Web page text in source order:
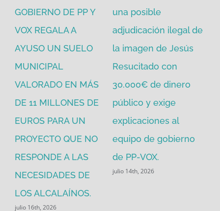
GOBIERNO DE PP Y
VOX REGALA A
AYUSO UN SUELO
MUNICIPAL
VALORADO EN MÁS
DE 11 MILLONES DE
EUROS PARA UN
PROYECTO QUE NO
RESPONDE A LAS
NECESIDADES DE
LOS ALCALAÍNOS.
julio 16th, 2026
una posible
adjudicación ilegal de
la imagen de Jesús
Resucitado con
30.000€ de dinero
público y exige
explicaciones al
equipo de gobierno
de PP-VOX.
julio 14th, 2026